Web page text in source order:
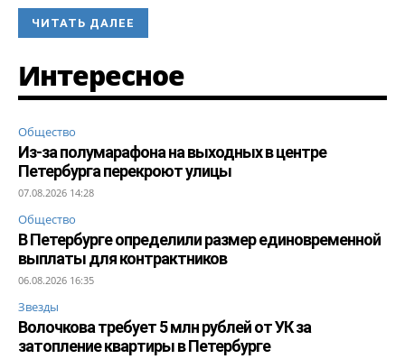
ЧИТАТЬ ДАЛЕЕ
Интересное
Общество
Из-за полумарафона на выходных в центре
Петербурга перекроют улицы
07.08.2026 14:28
Общество
В Петербурге определили размер единовременной
выплаты для контрактников
06.08.2026 16:35
Звезды
Волочкова требует 5 млн рублей от УК за
затопление квартиры в Петербурге